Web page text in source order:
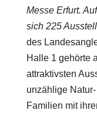
Messe Erfurt.
sich 225
des
Halle 1 gehörte
attraktivsten
unzählige
Familien mit